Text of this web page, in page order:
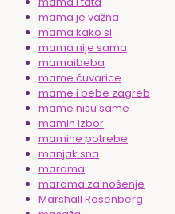
mama je važna
mama kako si
mama nije sama
mamaibeba
mame čuvarice
mame i bebe zagreb
mame nisu same
mamin izbor
mamine potrebe
manjak sna
marama
marama za nošenje
Marshall Rosenberg